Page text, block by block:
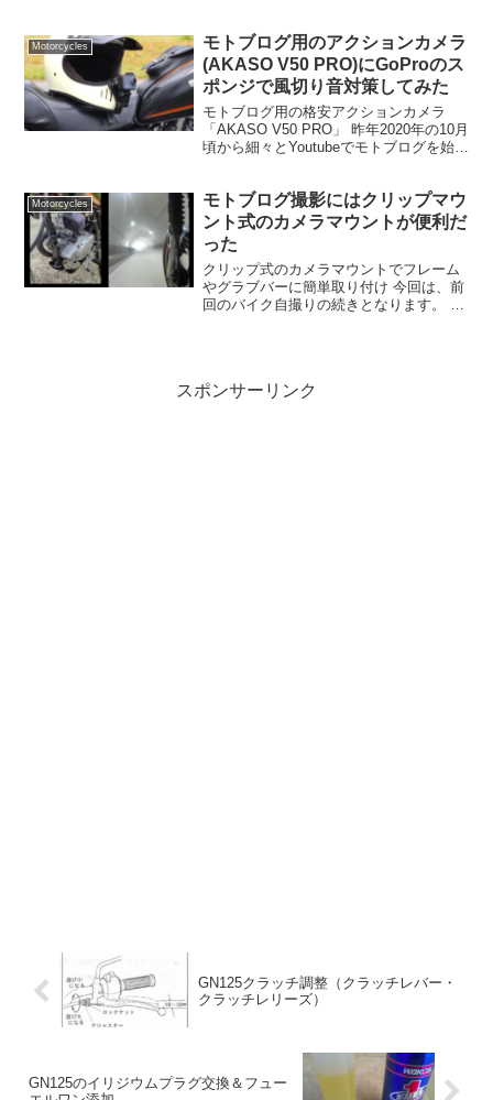
してみると、亀裂があり、そこから二次
エアーを吸い込...
Motorcycles
モトブログ用のアクションカメラ
(AKASO V50 PRO)にGoProのス
ポンジで風切り音対策してみた
モトブログ用の格安アクションカメラ
「AKASO V50 PRO」 昨年2020年の10月
頃から細々とYoutubeでモトブログを始め
キルもなく、続けられるかどうかも...
Motorcycles
モトブログ撮影にはクリップマウ
ント式のカメラマウントが便利だ
った
クリップ式のカメラマウントでフレーム
やグラブバーに簡単取り付け 今回は、前
回のバイク自撮りの続きとなります。 前
スポンサーリンク
GN125クラッチ調整（クラッチレバー・
クラッチレリーズ）
GN125のイリジウムプラグ交換＆フュー